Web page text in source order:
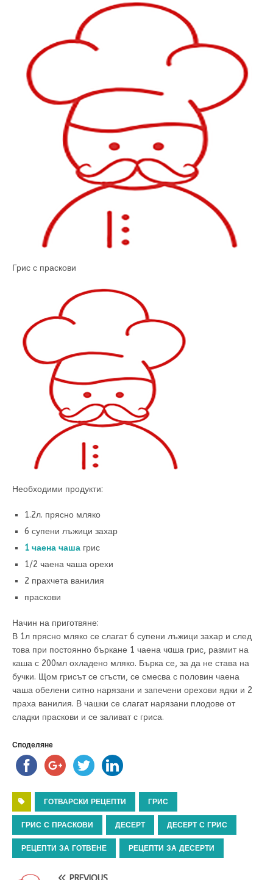
Грис с праскови
Необходими продукти:
1.2л. прясно мляко
6 супени лъжици захар
1 чаена чаша грис
1/2 чаена чаша орехи
2 прахчета ванилия
праскови
Начин на приготвяне:
В 1л прясно мляко се слагат 6 супени лъжици захар и след
това при постоянно бъркане 1 чаена чaша грис, размит на
каша с 200мл охладено мляко. Бърка се, за да не става на
бучки. Щом грисът се сгъсти, се смесва с половин чаена
чаша обелени ситно нарязани и запечени орехови ядки и 2
праха ванилия. В чашки се слагат нарязани плодове от
сладки праскови и се заливат с гриса.
Споделяне
ГОТВАРСКИ РЕЦЕПТИ ГРИС
ГРИС С ПРАСКОВИ ДЕСЕРТ ДЕСЕРТ С ГРИС
РЕЦЕПТИ ЗА ГОТВЕНЕ РЕЦЕПТИ ЗА ДЕСЕРТИ